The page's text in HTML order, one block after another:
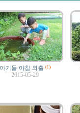
아기들 아침 외출 (1)
2015-05-29